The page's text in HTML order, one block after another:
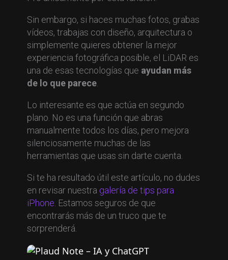
Sin embargo, si haces muchas fotos, grabas
vídeos, trabajas con diseño, arquitectura o
simplemente quieres obtener la mejor
experiencia fotográfica posible, el LiDAR es
una de esas tecnologías que ayudan más
de lo que parece.
Lo interesante es que actúa en segundo
plano. No es una función que abras
manualmente todos los días, pero mejora
silenciosamente muchas de las
herramientas que usas sin darte cuenta.
Si te ha resultado útil este artículo, no dudes
en revisar nuestra galería de tips para
iPhone. Estamos seguros de que
encontrarás más de un truco que te
sorprenderá.